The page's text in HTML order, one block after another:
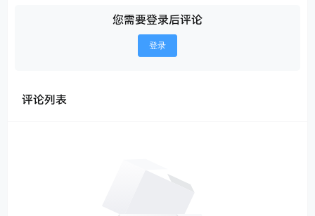
您需要登录后评论
登录
评论列表